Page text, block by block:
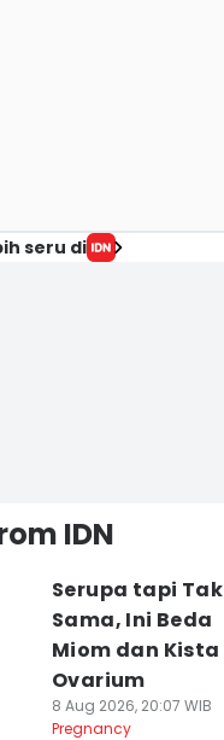
seru di
IDN
Serupa tapi Tak
Sama, Ini Beda
Miom dan Kista
Ovarium
8 Aug 2026, 20:07 WIB
Pregnancy